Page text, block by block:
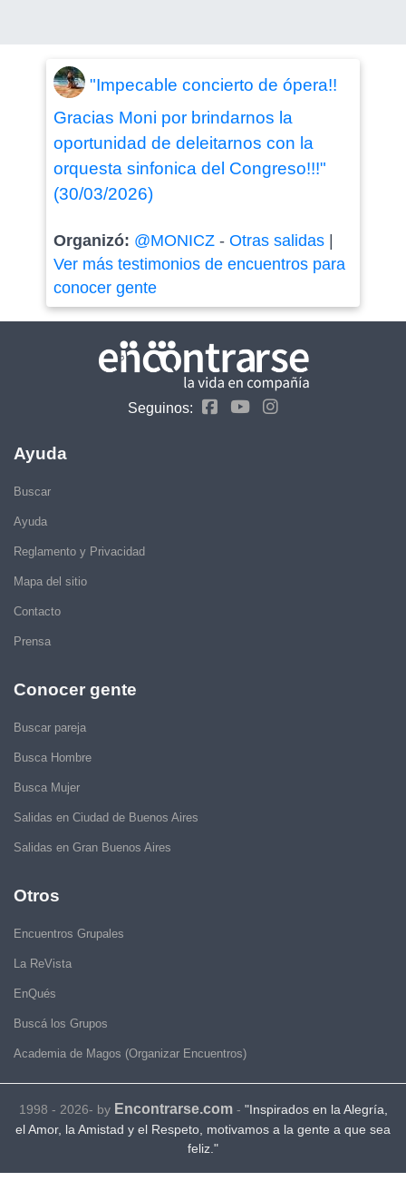
"Impecable concierto de ópera!!
Gracias Moni por brindarnos la
oportunidad de deleitarnos con la
orquesta sinfonica del Congreso!!!"
(30/03/2026)
Organizó: @MONICZ- Otras salidas|
Ver más testimonios de encuentros para
conocer gente
Seguinos:
Ayuda
Buscar
Ayuda
Reglamento y Privacidad
Mapa del sitio
Contacto
Prensa
Conocer gente
Buscar pareja
Busca Hombre
Busca Mujer
Salidas en Ciudad de Buenos Aires
Salidas en Gran Buenos Aires
Otros
Encuentros Grupales
La ReVista
EnQués
Buscá los Grupos
Academia de Magos (Organizar Encuentros)
1998 - 2026- by Encontrarse.com- "Inspirados en la Alegría,
el Amor, la Amistad y el Respeto, motivamos a la gente a que sea
feliz."